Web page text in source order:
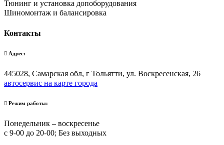
Тюнинг и установка допоборудования
Шиномонтаж и балансировка
Контакты
Адрес:
445028, Самарская обл, г Тольятти, ул. Воскресенская, 26
автосервис на карте города
Режим работы:
Понедельник – воскресенье
с 9-00 до 20-00; Без выходных